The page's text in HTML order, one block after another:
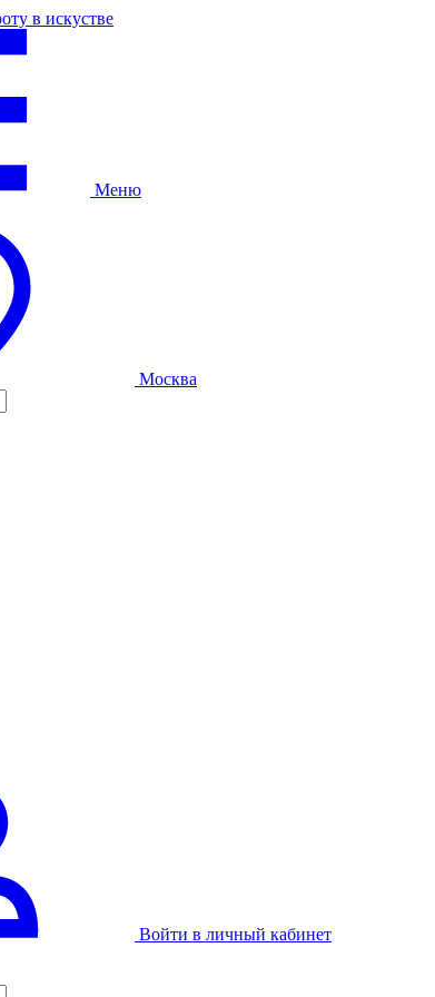
в искустве
Меню
Москва
Войти в личный кабинет